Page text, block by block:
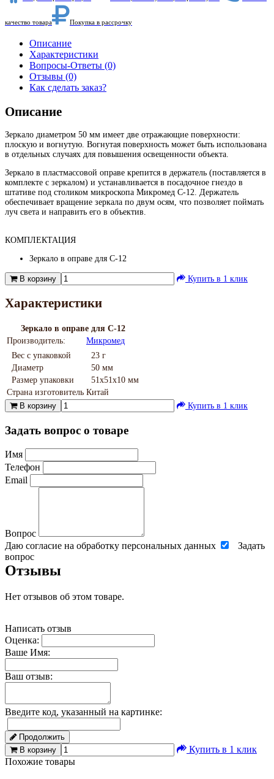
качество товара Покупка в рассрочку
Описание
Характеристики
Вопросы-Ответы (0)
Отзывы (0)
Как сделать заказ?
Описание
Зеркало диаметром 50 мм имеет две отражающие поверхности:
плоскую и вогнутую. Вогнутая поверхность может быть использована
в отдельных случаях для повышения освещенности объекта.
Зеркало в пластмассовой оправе крепится в держатель (поставляется в
комплекте с зеркалом) и устанавливается в посадочное гнездо в
штативе под столиком микроскопа Микромед С-12. Держатель
обеспечивает вращение зеркала по двум осям, что позволяет поймать
луч света и направить его в объектив.
КОМПЛЕКТАЦИЯ
Зеркало в оправе для С-12
В корзину Купить в 1 клик
Характеристики
Зеркало в оправе для С-12
Производитель:
Микромед
Вес с упаковкой
23 г
Диаметр
50 мм
Размер упаковки
51х51х10 мм
Страна изготовитель Китай
В корзину
Купить в 1 клик
Задать вопрос о товаре
Имя
Телефон
Email
Вопрос
Даю согласие на обработку персональных данных
Задать
вопрос
Отзывы
Нет отзывов об этом товаре.
Написать отзыв
Оценка:
Ваше Имя:
Ваш отзыв:
Введите код, указанный на картинке:
Продолжить
В корзину
Купить в 1 клик
Похожие товары